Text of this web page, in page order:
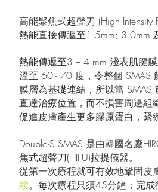
高能聚焦式超聲刀 (High Intensity
熱能直接傳遞至1.5mm; 3.0mm
熱能傳遞至3 – 4 mm 淺表肌腱膜
溫至 60 - 70 度，令整個 SMAS
膜層為基礎連結，所以當
直達治療位置，而不損害周邊組
促進皮膚產生更多膠原蛋白，緊
Doublo-S SMAS 是由韓國名廠
焦式超聲刀(HIFU)拉提儀器。
從第一次療程就可有效地鞏固皮
紋。每次療程只須45分鐘；完成